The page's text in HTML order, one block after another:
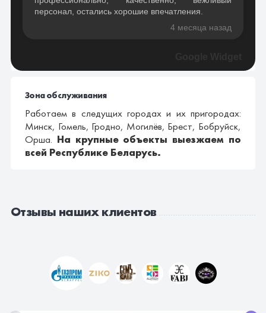
персонал, остались хорошие впечатления.
4 месяца назад
Зона обслуживания
Работаем в следущих городах и их пригородах:
Минск, Гомель, Гродно, Могилёв, Брест, Бобруйск,
Орша. На крупные объекты выезжаем по
всей Республике Беларусь.
Отзывы наших клиентов